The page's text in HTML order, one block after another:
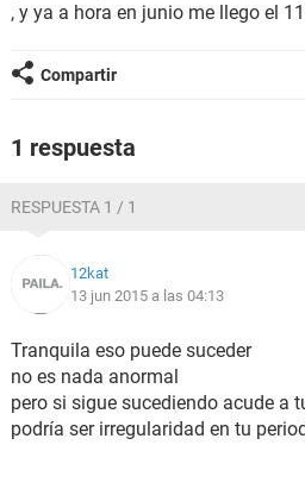
, y ya a hora en junio me llego el
Compartir
1 respuesta
RESPUESTA 1 / 1
12kat
13 jun 2015 a las 04:13
Tranquila eso puede suceder
no es nada anormal
pero si sigue sucediendo acude a
podría ser irregularidad en tu